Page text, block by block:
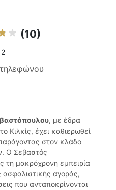
(10)
, με έδρα
Κιλκίς, έχει καθιερωθεί
στον κλάδο
Ο Σεβαστός
τη μακρόχρονη εμπειρία
αγοράς,
που ανταποκρίνονται